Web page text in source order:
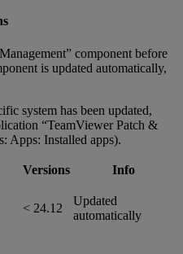
component before
is updated automatically,
system has been updated,
“TeamViewer Patch &
Apps: Installed apps).
Versions Info
< 24.12
Updated
automatically